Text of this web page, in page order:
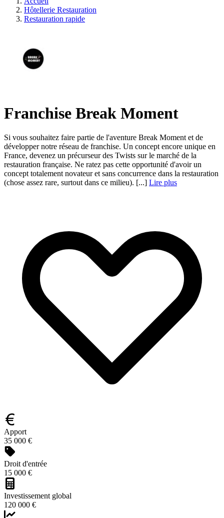
Hôtellerie Restauration
Restauration rapide
Franchise Break Moment
Si vous souhaitez faire partie de l'aventure Break Moment et de
développer notre réseau de franchise. Un concept encore unique en
France, devenez un précurseur des Twists sur le marché de la
restauration française. Ne ratez pas cette opportunité d'avoir un
concept totalement novateur et sans concurrence dans la restauration
(chose assez rare, surtout dans ce milieu). [...] Lire plus
Apport
35 000 €
Droit d'entrée
15 000 €
Investissement global
120 000 €